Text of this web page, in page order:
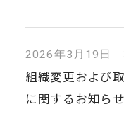
2026年3月19日
組織変更および
に関するお知らせ